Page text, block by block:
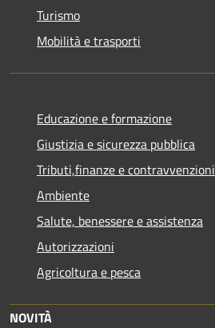
Turismo
Mobilità e trasporti
Educazione e formazione
Giustizia e sicurezza pubblica
Tributi,finanze e contravvenzioni
Ambiente
Salute, benessere e assistenza
Autorizzazioni
Agricoltura e pesca
NOVITÀ